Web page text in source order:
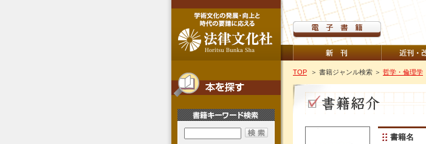
TOP ＞ 書籍ジャンル検索 ＞ 哲学・倫理学
書籍名